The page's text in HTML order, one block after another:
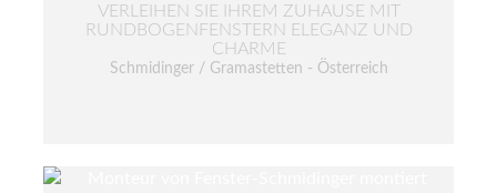
VERLEIHEN SIE IHREM ZUHAUSE MIT
RUNDBOGENFENSTERN ELEGANZ UND
CHARME
Schmidinger / Gramastetten - Österreich